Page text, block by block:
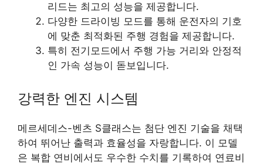
리드는 최고의 성능을 제공합니다.
다양한 드라이빙 모드를 통해 운전자의 기호
에 맞춘 최적화된 주행 경험을 제공합니다.
특히 전기모드에서 주행 가능 거리와 안정적
인 가속 성능이 돋보입니다.
강력한 엔진 시스템
메르세데스-벤츠 S클래스는 첨단 엔진 기술을 채택
하여 뛰어난 출력과 효율성을 자랑합니다. 이 모델
은 복합 연비에서도 우수한 수치를 기록하여 연료비